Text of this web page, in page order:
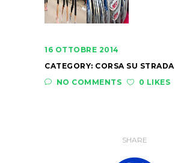
16 OTTOBRE 2014
CATEGORY: CORSA SU STRADA
NO COMMENTS
0 LIKES
SHARE